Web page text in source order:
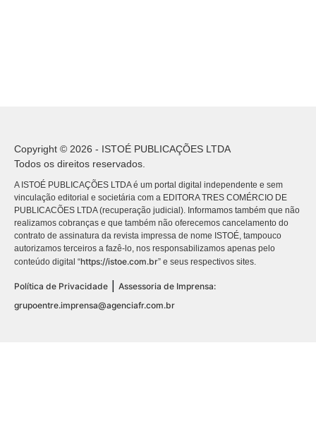
Copyright © 2026 - ISTOÉ PUBLICAÇÕES LTDA
Todos os direitos reservados.
A ISTOÉ PUBLICAÇÕES LTDA é um portal digital independente e sem
vinculação editorial e societária com a EDITORA TRES COMÉRCIO DE
PUBLICACÕES LTDA (recuperação judicial). Informamos também que não
realizamos cobranças e que também não oferecemos cancelamento do
contrato de assinatura da revista impressa de nome ISTOÉ, tampouco
autorizamos terceiros a fazê-lo, nos responsabilizamos apenas pelo
conteúdo digital “https://istoe.com.br” e seus respectivos sites.
Política de Privacidade
Assessoria de Imprensa:
grupoentre.imprensa@agenciafr.com.br